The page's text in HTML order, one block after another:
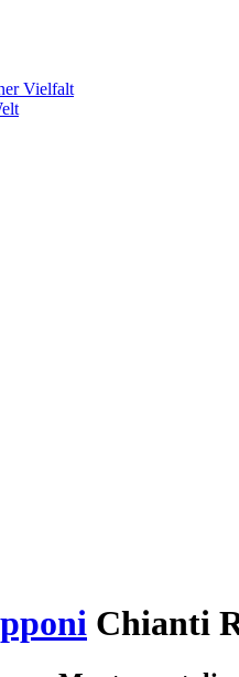
Vielfalt
Chianti